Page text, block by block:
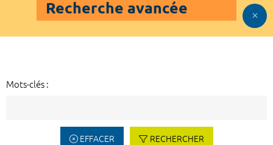
Recherche avancée
Mots-clés :
EFFACER RECHERCHER